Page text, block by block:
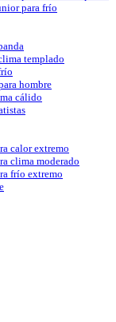
para frío
templado
hombre
cálido
calor extremo
clima moderado
frío extremo